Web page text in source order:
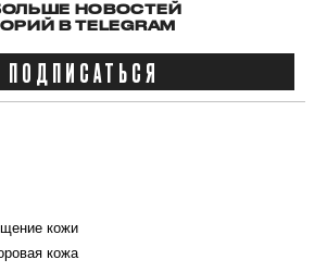
НОВОСТЕЙ
В TELEGRAM
ПОДПИСАТЬСЯ
кожи
кожа